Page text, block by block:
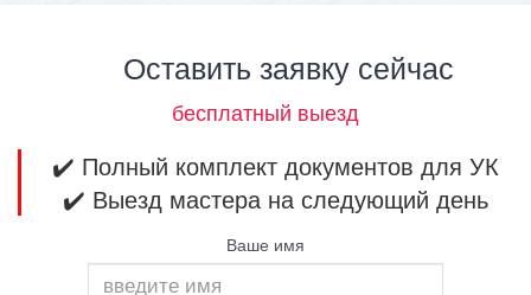
Оставить заявку сейчас
бесплатный выезд
✔️ Полный комплект документов для УК
✔️ Выезд мастера на следующий день
Ваше имя